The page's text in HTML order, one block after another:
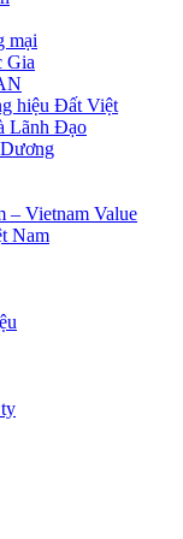
mại
Gia
hiệu Đất Việt
Lãnh Đạo
– Vietnam Value
Nam